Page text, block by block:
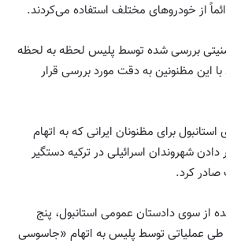
از خودروهای مختلف استفاده می‌کردند.
بررسی شده توسط پلیس لحظه به لحظه
این مظنونین به دقت مورد بررسی قرار
برای مظنونان ایرانی که به اتهام
دادن شهروندان اسرائیلی در ترکیه دستگیر
صادر کرد.
از سوی دادستان عمومی استانبول، پنج
در 17 ژوئن طی عملیاتی توسط پلیس به اتهام «جاسوسی